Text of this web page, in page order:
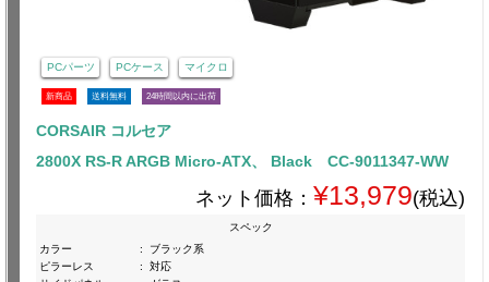
PCパーツ PCケース マイクロ
新商品 送料無料 24時間以内に出荷
CORSAIR コルセア
2800X RS-R ARGB Micro-ATX、 Black CC-9011347-WW
ネット価格： ¥13,979(税込)
スペック
カラー
:
ブラック系
ピラーレス
:
対応